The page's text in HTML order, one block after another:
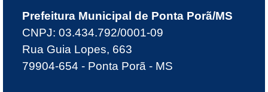
Prefeitura Municipal de Ponta Porã/MS
CNPJ: 03.434.792/0001-09
Rua Guia Lopes, 663
79904-654 - Ponta Porã - MS